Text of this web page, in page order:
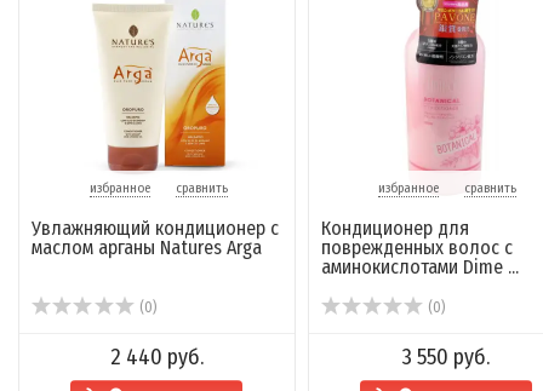
избранное сравнить
Увлажняющий кондиционер с
маслом арганы Natures Arga
(0)
2 440 руб.
избранное сравнить
Кондиционер для
поврежденных волос с
аминокислотами Dime ...
(0)
3 550 руб.